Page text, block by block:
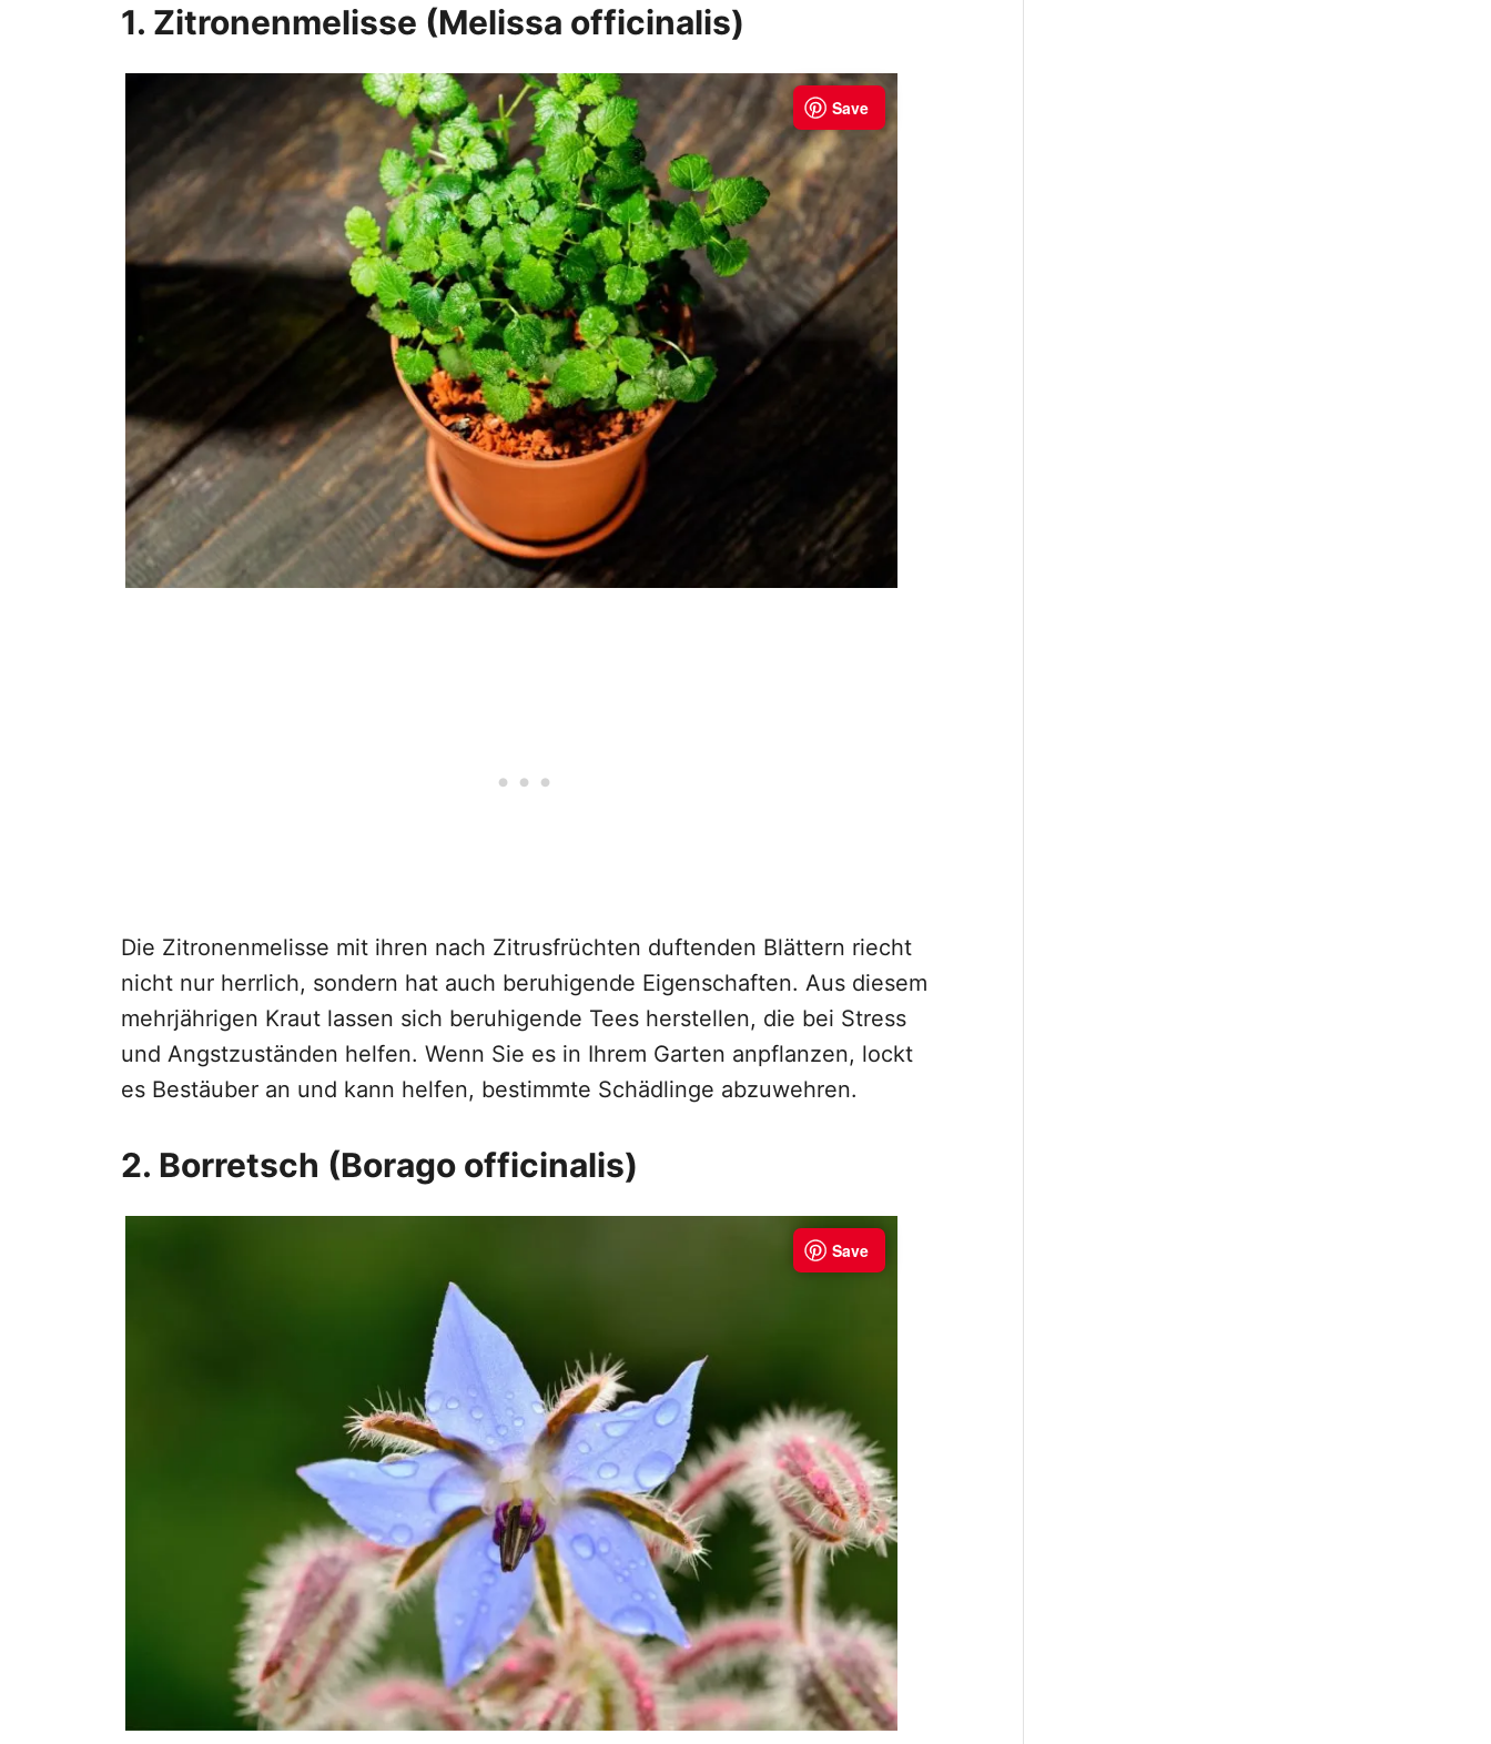
1. Zitronenmelisse (Melissa officinalis)
Die Zitronenmelisse mit ihren nach Zitrusfrüchten duftenden Blättern riecht
nicht nur herrlich, sondern hat auch beruhigende Eigenschaften. Aus diesem
mehrjährigen Kraut lassen sich beruhigende Tees herstellen, die bei Stress
und Angstzuständen helfen. Wenn Sie es in Ihrem Garten anpflanzen, lockt
es Bestäuber an und kann helfen, bestimmte Schädlinge abzuwehren.
2. Borretsch (Borago officinalis)